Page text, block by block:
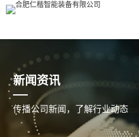
新闻资讯
传播公司新闻，了解行业动态